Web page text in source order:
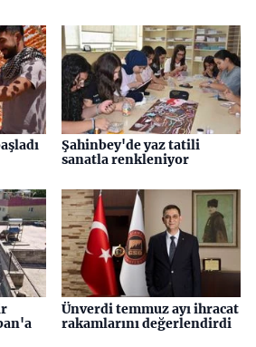
Şahinbey'de yaz tatili
sanatla renkleniyor
Ünverdi temmuz ayı ihracat
rakamlarını değerlendirdi